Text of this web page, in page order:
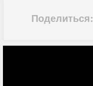
Поделиться: